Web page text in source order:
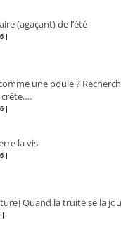
(agaçant) de l’été
|
une poule ?
crête….
|
la vis
|
Quand la truite se la
|